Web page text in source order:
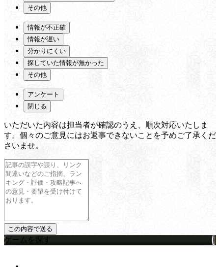
その他
情報が不正確
情報が遅い
分かりにくい
探していた情報が無かった
その他
アンケート
閉じる
いただいた内容は担当者が確認のうえ、順次対応いたしま
す。個々のご意見にはお返事できないことを予めご了承くだ
さいませ。
ゲームを探す